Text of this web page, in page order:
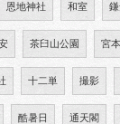
恩地神社 和室 鎌
茶臼山公園 宮
十二単 撮影
酷暑日 通天閣